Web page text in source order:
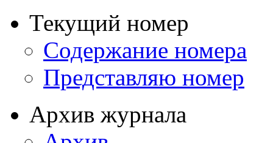
Текущий номер
Содержание номера
Представляю номер
Архив журнала